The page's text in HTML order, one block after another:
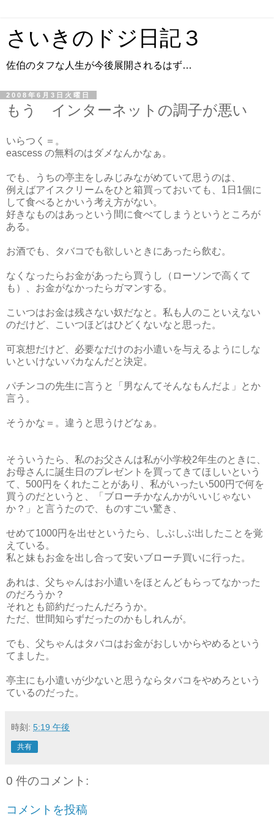
さいきのドジ日記３
佐伯のタフな人生が今後展開されるはず…
2008年6月3日火曜日
もう インターネットの調子が悪い
いらつく＝。
eascess の無料のはダメなんかなぁ。
でも、うちの亭主をしみじみながめていて思うのは、
例えばアイスクリームをひと箱買っておいても、1日1個に
して食べるとかいう考え方がない。
好きなものはあっという間に食べてしまうというところが
ある。
お酒でも、タバコでも欲しいときにあったら飲む。
なくなったらお金があったら買うし（ローソンで高くて
も）、お金がなかったらガマンする。
こいつはお金は残さない奴だなと。私も人のこといえない
のだけど、こいつほどはひどくないなと思った。
可哀想だけど、必要なだけのお小遣いを与えるようにしな
いといけないバカなんだと決定。
パチンコの先生に言うと「男なんてそんなもんだよ」とか
言う。
そうかな＝。違うと思うけどなぁ。
そういうたら、私のお父さんは私が小学校2年生のときに、
お母さんに誕生日のプレゼントを買ってきてほしいという
て、500円をくれたことがあり、私がいったい500円で何を
買うのだというと、「ブローチかなんかがいいじゃない
か？」と言うたので、ものすごい驚き、
せめて1000円を出せというたら、しぶしぶ出したことを覚
えている。
私と妹もお金を出し合って安いブローチ買いに行った。
あれは、父ちゃんはお小遣いをほとんどもらってなかった
のだろうか？
それとも節約だったんだろうか。
ただ、世間知らずだったのかもしれんが。
でも、父ちゃんはタバコはお金がおしいからやめるという
てました。
亭主にも小遣いが少ないと思うならタバコをやめろという
ているのだった。
時刻: 5:19 午後
共有
0 件のコメント:
コメントを投稿